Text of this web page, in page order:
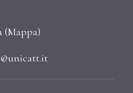
(Mappa)